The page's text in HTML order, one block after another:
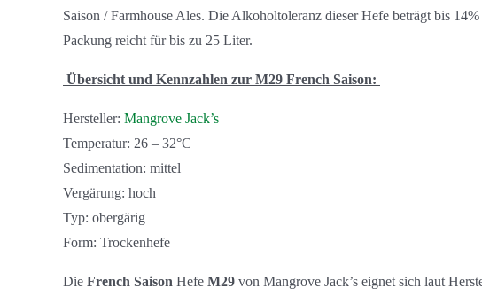
Saison / Farmhouse Ales. Die Alkoholtoleranz dieser Hefe beträgt bis
Packung reicht für bis zu 25 Liter.
Übersicht und Kennzahlen zur M29 French Saison:
Hersteller: Mangrove Jack’s
Temperatur: 26 – 32°C
Sedimentation: mittel
Vergärung: hoch
Typ: obergärig
Form: Trockenhefe
Die French Saison Hefe M29 von Mangrove Jack’s eignet sich laut